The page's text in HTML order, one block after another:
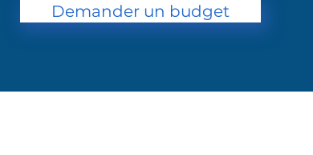
Demander un budget